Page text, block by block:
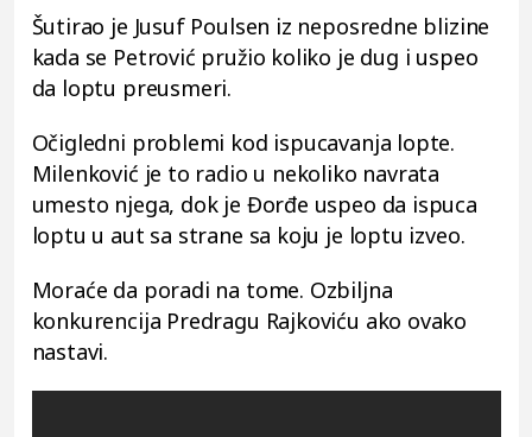
Šutirao je Jusuf Poulsen iz neposredne blizine
kada se Petrović pružio koliko je dug i uspeo
da loptu preusmeri.
Očigledni problemi kod ispucavanja lopte.
Milenković je to radio u nekoliko navrata
umesto njega, dok je Đorđe uspeo da ispuca
loptu u aut sa strane sa koju je loptu izveo.
Moraće da poradi na tome. Ozbiljna
konkurencija Predragu Rajkoviću ako ovako
nastavi.